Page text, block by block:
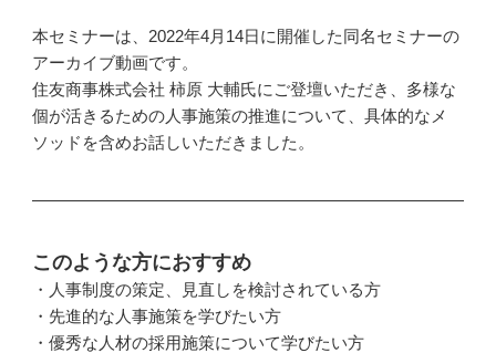
本セミナーは、2022年4月14日に開催した同名セミナーの
アーカイブ動画です。
住友商事株式会社 柿原 大輔氏にご登壇いただき、多様な
個が活きるための人事施策の推進について、具体的なメ
ソッドを含めお話しいただきました。
このような方におすすめ
・人事制度の策定、見直しを検討されている方
・先進的な人事施策を学びたい方
・優秀な人材の採用施策について学びたい方